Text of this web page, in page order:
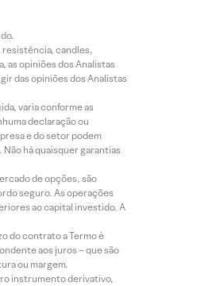
resistência, candles,
as opiniões dos Analistas
das opiniões dos Analistas
varia conforme as
declaração ou
e do setor podem
há quaisquer garantias
de opções, são
seguro. As operações
ao capital investido. A
do contrato a Termo é
aos juros – que são
ou margem.
instrumento derivativo,